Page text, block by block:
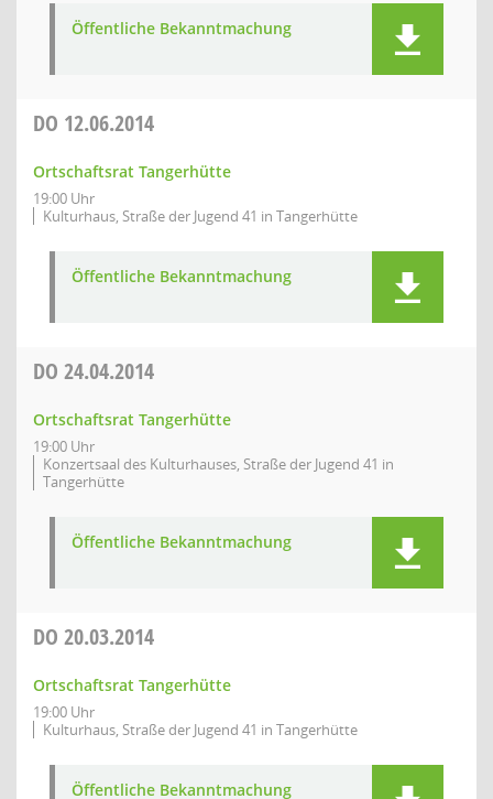
Öffentliche Bekanntmachung
DO 12.06.2014
Ortschaftsrat Tangerhütte
19:00 Uhr
Kulturhaus, Straße der Jugend 41 in Tangerhütte
Öffentliche Bekanntmachung
DO 24.04.2014
Ortschaftsrat Tangerhütte
19:00 Uhr
Konzertsaal des Kulturhauses, Straße der Jugend 41 in
Tangerhütte
Öffentliche Bekanntmachung
DO 20.03.2014
Ortschaftsrat Tangerhütte
19:00 Uhr
Kulturhaus, Straße der Jugend 41 in Tangerhütte
Öffentliche Bekanntmachung